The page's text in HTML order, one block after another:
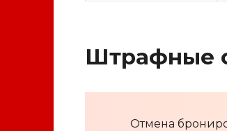
Штрафные
Отмена